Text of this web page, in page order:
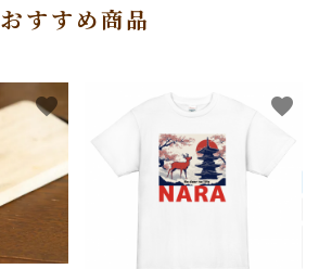
おすすめ商品
favorite favorite